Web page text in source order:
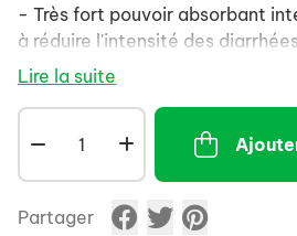
- Très fort pouvoir absorbant
à réduire l'intensité des
toxines intestinales.
physiquement la muqueuse.
- Se présente sous forme de
appétentes pour permettre une
Lire la suite
Partager